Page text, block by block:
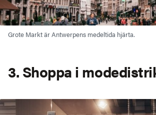
Grote Markt är Antwerpens medeltida hjärta.
3. Shoppa i